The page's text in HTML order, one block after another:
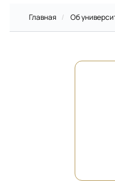
Главная / Об